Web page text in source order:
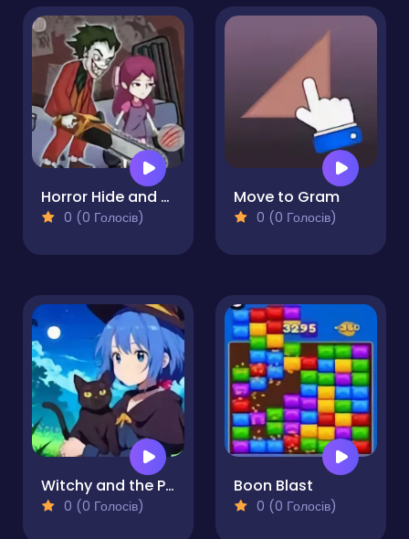
Horror Hide and Seek Playtime
0 (0 Голосів)
Move to Gram
0 (0 Голосів)
Witchy and the Puzzle Adventures
0 (0 Голосів)
Boon Blast
0 (0 Голосів)